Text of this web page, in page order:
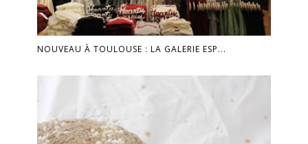
NOUVEAU À TOULOUSE : LA GALERIE ESP...